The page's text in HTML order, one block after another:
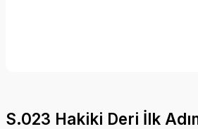
S.023 Hakiki Deri İlk